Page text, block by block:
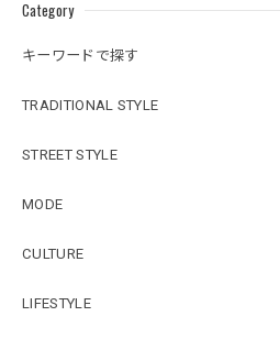
Category
キーワードで探す
TRADITIONAL STYLE
STREET STYLE
MODE
CULTURE
LIFESTYLE